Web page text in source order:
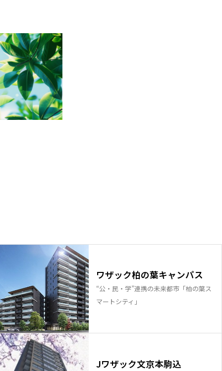
ワザック柏の葉キャンパス
“公・民・学”連携の未来都市「柏の葉ス
マートシティ」
Jワザック文京本駒込